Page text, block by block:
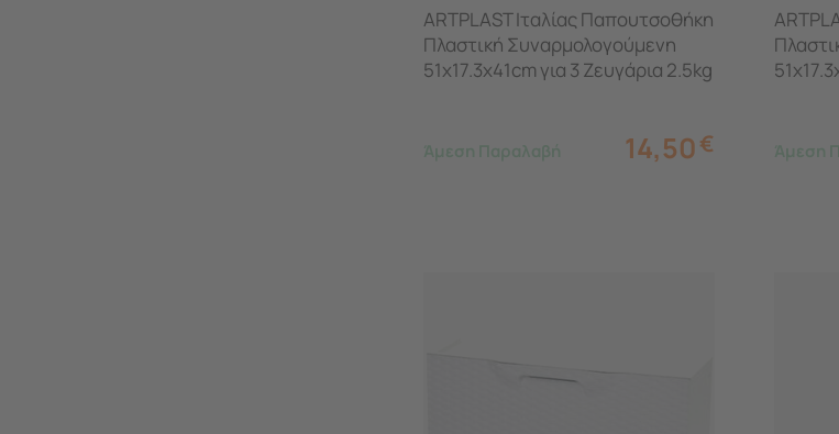
ARTPLAST Ιταλίας Παπουτσοθήκη
Πλαστική Συναρμολογούμενη
51x17.3x41cm για 3 Ζευγάρια 2.5kg
Άμεση Παραλαβή 14,50€ Άμεση